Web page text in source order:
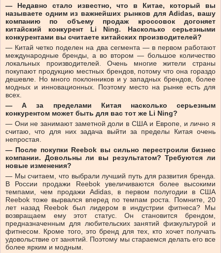
— Недавно стало известно, что в Китае, который вы
называете одним из важнейших рынков для Adidas, вашу
компанию по объему продаж кроссовок догоняет
китайский конкурент Li Ning. Насколько серьезными
конкурентами вы считаете китайских производителей?
— Китай четко поделен на два сегмента — в первом работают
международные бренды, а во втором — большое количество
локальных производителей. Очень многие жители страны
покупают продукцию местных брендов, потому что она гораздо
дешевле. Но много поклонников и у западных брендов, более
модных и инновационных. Поэтому место на рынке есть для
всех.
— А за пределами Китая насколько серьезным
конкурентом может быть для вас тот же Li Ning?
— Они не занимают заметной доли в США и Европе, и лично я
считаю, что для них задача выйти за пределы Китая очень
непростая.
— После покупки Reebok вы сильно перестроили бизнес
компании. Довольны ли вы результатом? Требуются ли
новые изменения?
— Мы считаем, что выбрали лучший путь для развития бренда.
В России продажи Reebok увеличиваются более высокими
темпами, чем продажи Adidas, в первом полугодии в США
Reebok тоже вырвался вперед по темпам роста. Помните, 20
лет назад Reebok был лидером в индустрии фитнеса? Мы
возвращаем ему этот статус. Он становится брендом,
предназначенным для любительских занятий физкультурой и
фитнесом. Кроме того, это бренд для тех, кто хочет получать
удовольствие от занятий. Поэтому мы стараемся делать его все
более ярким и модным.